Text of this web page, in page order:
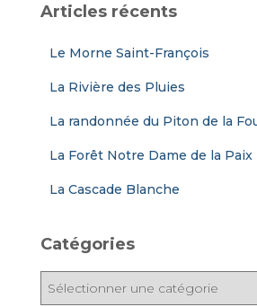
Articles récents
Le Morne Saint-François
La Rivière des Pluies
La randonnée du Piton de la
La Forêt Notre Dame de la Paix
La Cascade Blanche
Catégories